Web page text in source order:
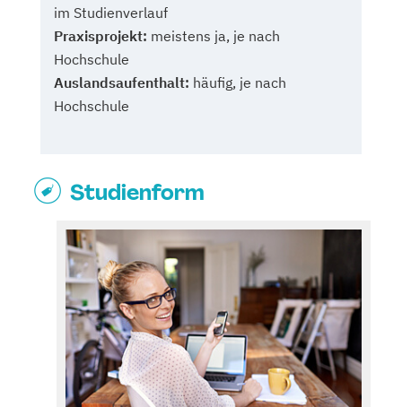
im Studienverlauf
Praxisprojekt: meistens ja, je nach
Hochschule
Auslandsaufenthalt: häufig, je nach
Hochschule
Studienform